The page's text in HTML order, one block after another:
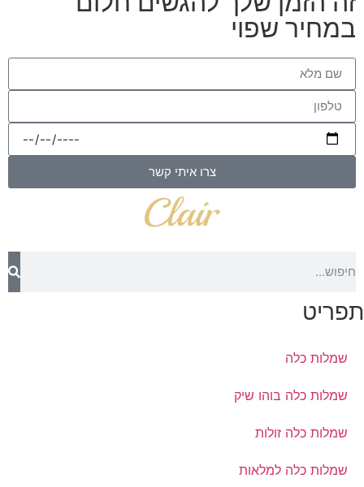
במחיר שפוי
צרו איתי קשר
תפריט
שמלות כלה
שמלות כלה בוהו שיק
שמלות כלה זולות
שמלות כלה למלאות